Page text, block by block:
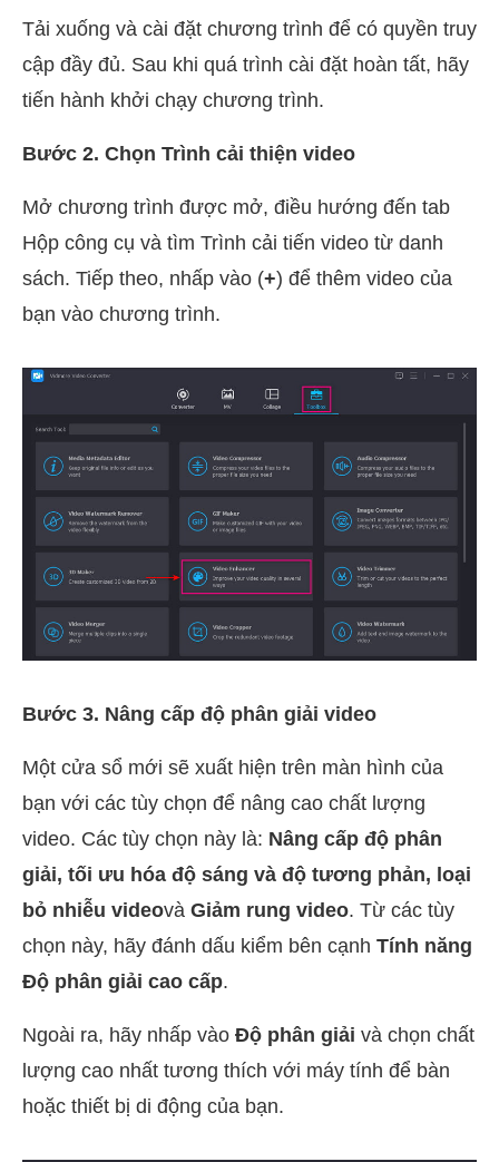
Tải xuống và cài đặt chương trình để có quyền truy
cập đầy đủ. Sau khi quá trình cài đặt hoàn tất, hãy
tiến hành khởi chạy chương trình.
Bước 2. Chọn Trình cải thiện video
Mở chương trình được mở, điều hướng đến tab
Hộp công cụ và tìm Trình cải tiến video từ danh
sách. Tiếp theo, nhấp vào (+) để thêm video của
bạn vào chương trình.
Bước 3. Nâng cấp độ phân giải video
Một cửa sổ mới sẽ xuất hiện trên màn hình của
bạn với các tùy chọn để nâng cao chất lượng
video. Các tùy chọn này là: Nâng cấp độ phân
giải, tối ưu hóa độ sáng và độ tương phản, loại
bỏ nhiễu videovà Giảm rung video. Từ các tùy
chọn này, hãy đánh dấu kiểm bên cạnh Tính năng
Độ phân giải cao cấp.
Ngoài ra, hãy nhấp vào Độ phân giải và chọn chất
lượng cao nhất tương thích với máy tính để bàn
hoặc thiết bị di động của bạn.